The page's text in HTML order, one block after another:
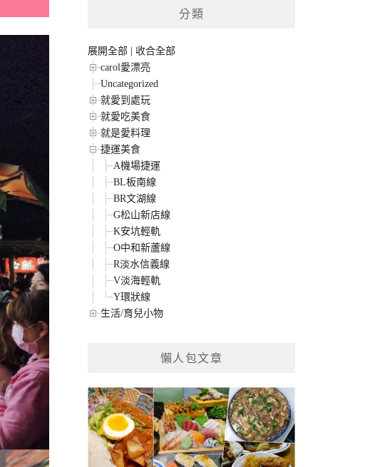
分類
展開全部 | 收合全部
carol愛漂亮
Uncategorized
就愛到處玩
就愛吃美食
就是愛料理
捷運美食
A機場捷運
BL板南線
BR文湖線
G松山新店線
K安坑輕軌
O中和新蘆線
R淡水信義線
V淡海輕軌
Y環狀線
生活/育兒小物
懶人包文章